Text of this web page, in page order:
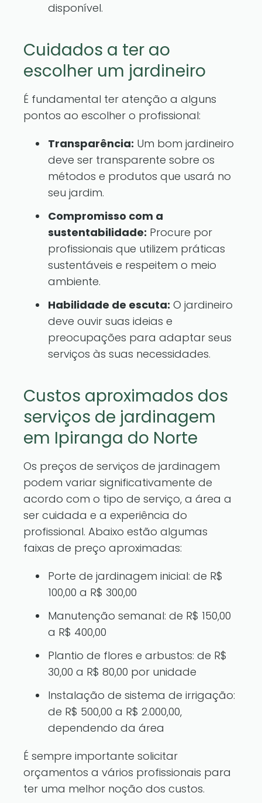
disponível.
Cuidados a ter ao
escolher um jardineiro
É fundamental ter atenção a alguns
pontos ao escolher o profissional:
Transparência: Um bom jardineiro
deve ser transparente sobre os
métodos e produtos que usará no
seu jardim.
Compromisso com a
sustentabilidade: Procure por
profissionais que utilizem práticas
sustentáveis e respeitem o meio
ambiente.
Habilidade de escuta: O jardineiro
deve ouvir suas ideias e
preocupações para adaptar seus
serviços às suas necessidades.
Custos aproximados dos
serviços de jardinagem
em Ipiranga do Norte
Os preços de serviços de jardinagem
podem variar significativamente de
acordo com o tipo de serviço, a área a
ser cuidada e a experiência do
profissional. Abaixo estão algumas
faixas de preço aproximadas:
Porte de jardinagem inicial: de R$
100,00 a R$ 300,00
Manutenção semanal: de R$ 150,00
a R$ 400,00
Plantio de flores e arbustos: de R$
30,00 a R$ 80,00 por unidade
Instalação de sistema de irrigação:
de R$ 500,00 a R$ 2.000,00,
dependendo da área
É sempre importante solicitar
orçamentos a vários profissionais para
ter uma melhor noção dos custos.